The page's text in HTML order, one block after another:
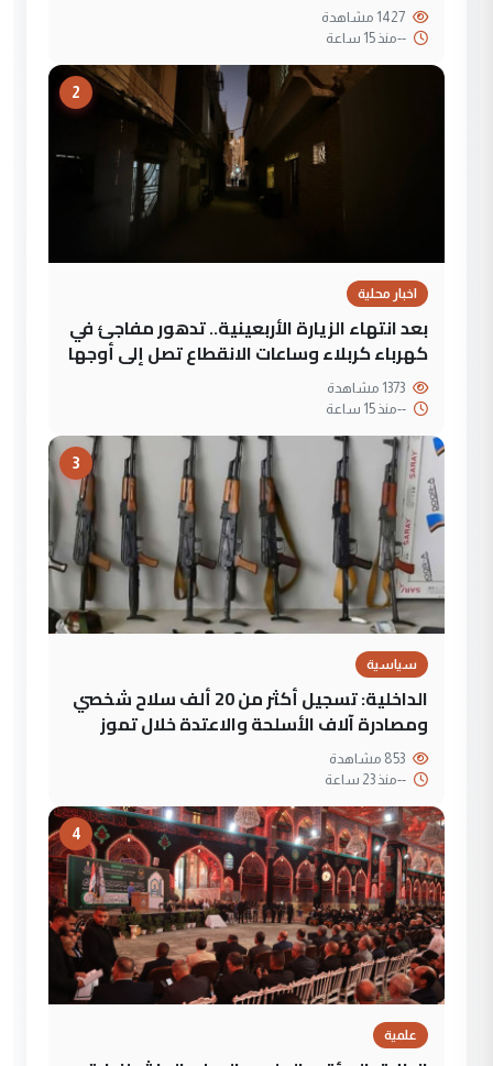
--منذ 15 ساعة
2
اخبار محلية
بعد انتهاء الزيارة الأربعينية.. تدهور مفاجئ في
كهرباء كربلاء وساعات الانقطاع تصل إلى أوجها
--منذ 15 ساعة
3
سياسية
الداخلية: تسجيل أكثر من 20 ألف سلاح شخصي
ومصادرة آلاف الأسلحة والاعتدة خلال تموز
--منذ 23 ساعة
4
علمية